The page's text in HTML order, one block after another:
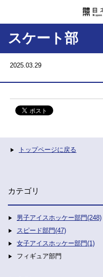
スケート部
2025.03.29
トップページに戻る
カテゴリ
男子アイスホッケー部門(248)
スピード部門(47)
女子アイスホッケー部門(1)
フィギュア部門